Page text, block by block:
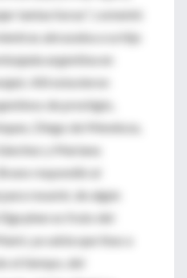
tantas horas", comentó
abrazaba a su hijo
argentina en
Allí estuvieron
de prestigio,
Diego de Mendoza,
y Mariana
respondió al
resumir, de algún
es fruto del
ya sabía que ibas a
el tiempo, del